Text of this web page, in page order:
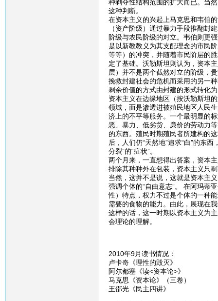
种剥夺性结构范围的扩大而已。当
这种判断。
在资本主义的兴起上马克思和韦伯
（资产阶级）通过暴力手段推翻封
阶级与农民阶级的对立。韦伯则更
是以新教教义为其支配理念的市民
等等）的冲突，并随着市民阶层的
定了基础。沃勒斯坦则认为，资本
层）并不是两个截然对立的阶级，
挽救封建社会的危机而采用的另一
剩余价值的方式由封建的形式转化
资本主义在边缘地区（按沃勒斯坦
领域，而是渗透进被殖民地区人民
济上的不平等服务。一个最明显的
恶、暴力、低劣货、廉价的劳动力
的东西。殖民时期殖民者所建构的
后，人们仍“天然地”追求“白”的东
分裂”的“症状”。
两个月来，一直想得出答案，资本
排除其种种外在包装，资本主义只
当然，这并不是说，这就是资本主
强调个体的“自由意志”。 在阿玛蒂
性）特点，权力不过是个体的一种
需要的食物的能力。由此，展现在
这样的话，这一时期以资本主义为
会理论的理解。
2010年9月读书情况：
卢卡奇《理性的毁灭》
阿尔都塞《读<资本论>》
马克思《资本论》（三卷）
王邵光《民主四讲》